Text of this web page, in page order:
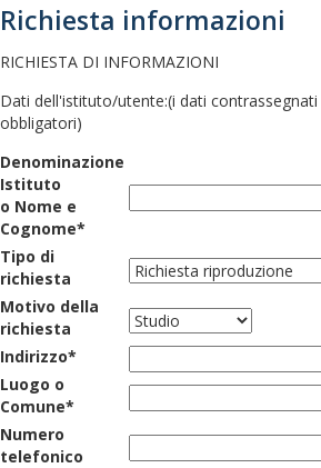
Richiesta informazioni
RICHIESTA DI INFORMAZIONI
Dati dell'istituto/utente:(i dati
obbligatori)
Denominazione
Istituto
o Nome e
Cognome*
Tipo di
richiesta
Motivo della
richiesta
Indirizzo*
Luogo o
Comune*
Numero
telefonico